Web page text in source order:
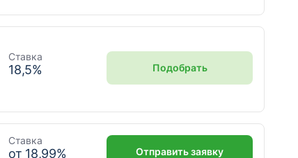
Ставка
18,5% Подобрать
Ставка
от 18,99% Отправить заявку